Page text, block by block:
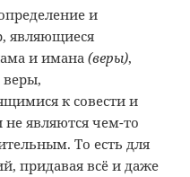
и
являющиеся
и имана(веры),
к совести и
являются чем-то
То есть для
придавая всё и даже